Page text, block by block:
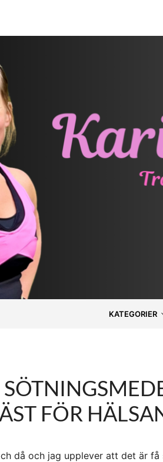
KATEGORIER
FÖR
då och jag upplever att det är